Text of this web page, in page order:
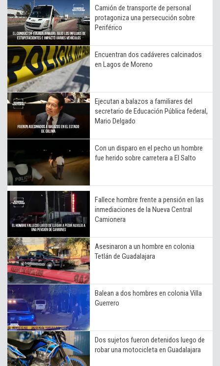
Camión de transporte de personal
protagoniza una persecución sobre
Periférico
Encuentran dos cadáveres calcinados
en Lagos de Moreno
Ejecutan a balazos a familiares del
secretario de Educación Pública federal,
Mario Delgado
Con un disparo en el pecho un hombre
fue herido sobre carretera a El Salto
Fallece hombre frente a pensión en las
inmediaciones de la Nueva Central
Camionera
Asesinaron a un hombre en colonia
Tetlán de Guadalajara
Balean a dos hombres en colonia Villa
Guerrero
Dos sujetos fueron detenidos luego de
robar una motocicleta en Guadalajara